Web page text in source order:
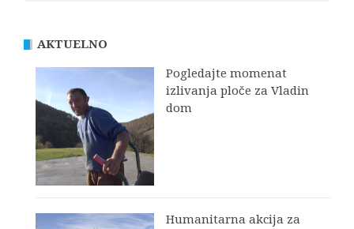
AKTUELNO
Pogledajte momenat
izlivanja ploče za Vladin
dom
Humanitarna akcija za